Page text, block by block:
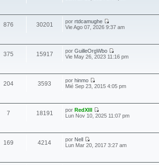
876 30201 porrtdcamughe
Vie Ago 07, 2026 9:37 am
375 15917 porGuilleOrgWbo
Vie May 26, 2023 11:16 pm
204 3593 porhinmo
Mié Sep 23, 2015 4:05 pm
7 18191 porRedXIII
Lun Nov 10, 2025 11:07 pm
169 4214 por Nell
Lun Mar 20, 2017 3:27 am